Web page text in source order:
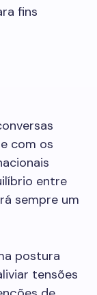
fins
com os
entre
sempre um
postura
tensões